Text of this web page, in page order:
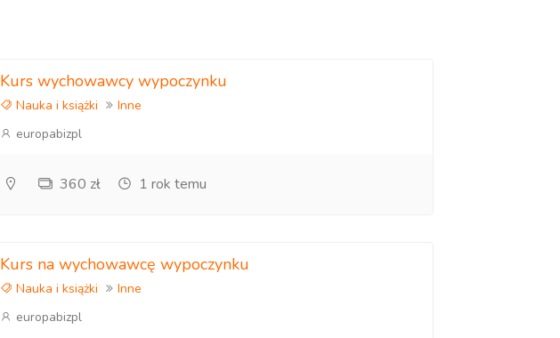
Kurs wychowawcy wypoczynku
Nauka i książki
Inne
europabizpl
360 zł 1 rok temu
Kurs na wychowawcę wypoczynku
Nauka i książki
Inne
europabizpl